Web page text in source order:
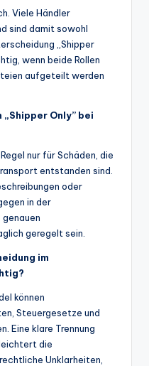
Viele Händler
sind damit sowohl
„Shipper
wenn beide Rollen
aufgeteilt werden
Only” bei
nur für Schäden, die
entstanden sind.
oder
in der
geregelt sein.
im
können
Steuergesetze und
Eine klare Trennung
die
Unklarheiten,